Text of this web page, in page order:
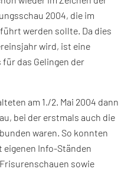
2004, die im
werden sollte. Da dies
wird, ist eine
das Gelingen der
am 1./2. Mai 2004 dann
bei der erstmals auch die
waren. So konnten
Info-Ständen
sowie